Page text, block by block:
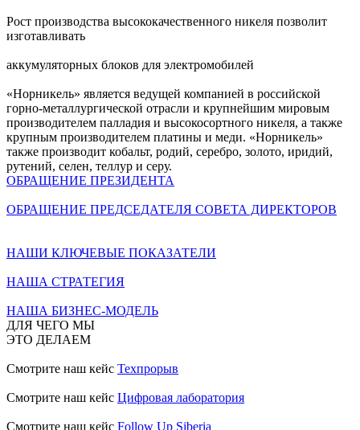
Рост производства высококачественного никеля позволит
изготавливать
аккумуляторных блоков для электромобилей
«Норникель» является ведущей компанией в российской
горно-металлургической отрасли и крупнейшим мировым
производителем палладия и высокосортного никеля, а также
крупным производителем платины и меди. «Норникель»
также производит кобальт, родий, серебро, золото, иридий,
рутений, селен, теллур и серу.
ОБРАЩЕНИЕ ПРЕЗИДЕНТА
ОБРАЩЕНИЕ ПРЕДСЕДАТЕЛЯ СОВЕТА ДИРЕКТОРОВ
НАШИ КЛЮЧЕВЫЕ ПОКАЗАТЕЛИ
НАША СТРАТЕГИЯ
НАША БИЗНЕС-МОДЕЛЬ
ДЛЯ ЧЕГО МЫ
ЭТО ДЕЛАЕМ
Смотрите наш кейс Техпрорыв
Смотрите наш кейс Цифровая лаборатория
Смотрите наш кейс Follow Up Siberia